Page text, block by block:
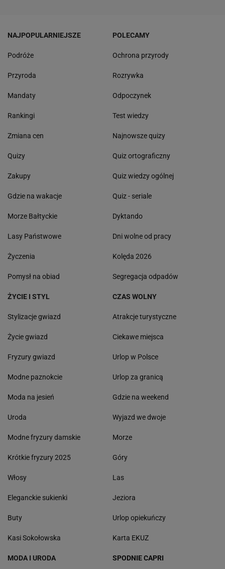
NAJPOPULARNIEJSZE
Podróże
Przyroda
Mandaty
Rankingi
Zmiana cen
Quizy
Zakupy
Gdzie na wakacje
Morze Bałtyckie
Lasy Państwowe
Życzenia
Pomysł na obiad
POLECAMY
Ochrona przyrody
Rozrywka
Odpoczynek
Test wiedzy
Najnowsze quizy
Quiz ortograficzny
Quiz wiedzy ogólnej
Quiz - seriale
Dyktando
Dni wolne od pracy
Kolęda 2026
Segregacja odpadów
ŻYCIE I STYL
Stylizacje gwiazd
Życie gwiazd
Fryzury gwiazd
Modne paznokcie
Moda na jesień
Uroda
Modne fryzury damskie
Krótkie fryzury 2025
Włosy
Eleganckie sukienki
Buty
Kasi Sokołowska
CZAS WOLNY
Atrakcje turystyczne
Ciekawe miejsca
Urlop w Polsce
Urlop za granicą
Gdzie na weekend
Wyjazd we dwoje
Morze
Góry
Las
Jeziora
Urlop opiekuńczy
Karta EKUZ
MODA I URODA SPODNIE CAPRI